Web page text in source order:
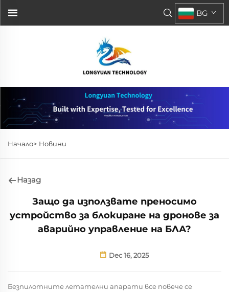
BG
Начало> Новини
Назад
Защо да използвате преносимо
устройство за блокиране на дронове за
аварийно управление на БЛА?
Dec 16, 2025
Безпилотните летателни апарати все повече се